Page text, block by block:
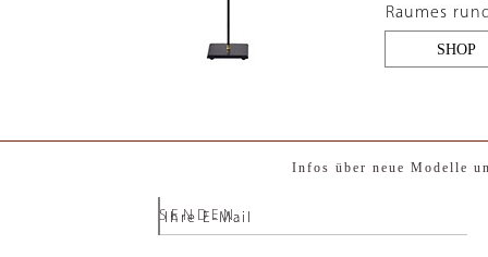
Raumes
SHOP
Infos über neue Modelle
Ihre E-Mail
SENDEN